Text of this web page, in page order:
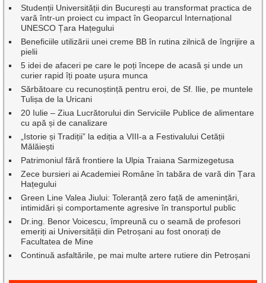
Studenții Universității din București au transformat practica de
vară într-un proiect cu impact în Geoparcul Internațional
UNESCO Țara Hațegului
Beneficiile utilizării unei creme BB în rutina zilnică de îngrijire a
pielii
5 idei de afaceri pe care le poți începe de acasă și unde un
curier rapid îți poate ușura munca
Sărbătoare cu recunoștință pentru eroi, de Sf. Ilie, pe muntele
Tulișa de la Uricani
20 Iulie – Ziua Lucrătorului din Serviciile Publice de alimentare
cu apă și de canalizare
„Istorie și Tradiții” la ediția a VIII-a a Festivalului Cetății
Mălăiești
Patrimoniul fără frontiere la Ulpia Traiana Sarmizegetusa
Zece bursieri ai Academiei Române în tabăra de vară din Țara
Hațegului
Green Line Valea Jiului: Toleranță zero față de amenințări,
intimidări și comportamente agresive în transportul public
Dr.ing. Benor Voicescu, împreună cu o seamă de profesori
emeriți ai Universității din Petroșani au fost onorați de
Facultatea de Mine
Continuă asfaltările, pe mai multe artere rutiere din Petroșani